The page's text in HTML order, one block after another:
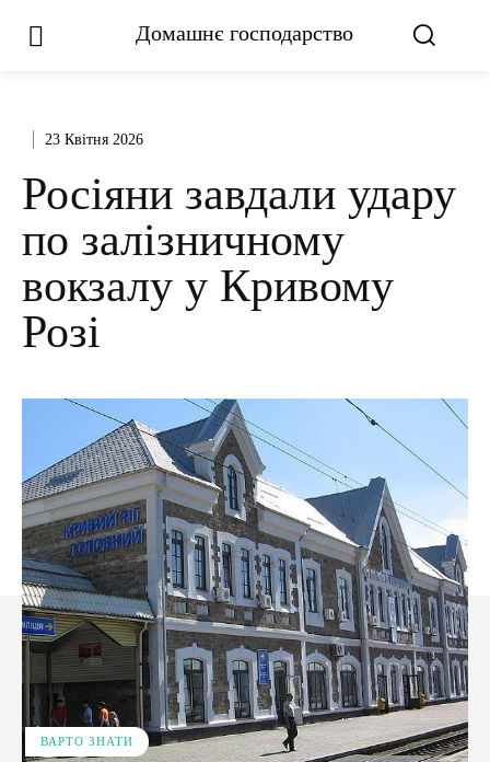
Домашнє господарство
23 Квітня 2026
Росіяни завдали удару
по залізничному
вокзалу у Кривому
Розі
ВАРТО ЗНАТИ